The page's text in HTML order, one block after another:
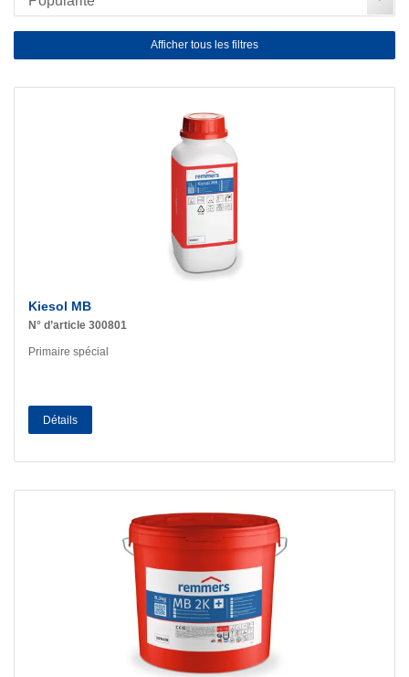
Afficher tous les filtres
Kiesol MB
N° d’article 300801
Primaire spécial
Détails